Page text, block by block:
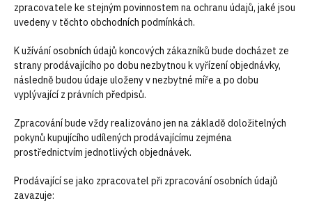
zpracovatele ke stejným povinnostem na ochranu údajů, jaké jsou
uvedeny v těchto obchodních podmínkách.
K užívání osobních údajů koncových zákazníků bude docházet ze
strany prodávajícího po dobu nezbytnou k vyřízení objednávky,
následně budou údaje uloženy v nezbytné míře a po dobu
vyplývající z právních předpisů.
Zpracování bude vždy realizováno jen na základě doložitelných
pokynů kupujícího udílených prodávajícímu zejména
prostřednictvím jednotlivých objednávek.
Prodávající se jako zpracovatel při zpracování osobních údajů
zavazuje: